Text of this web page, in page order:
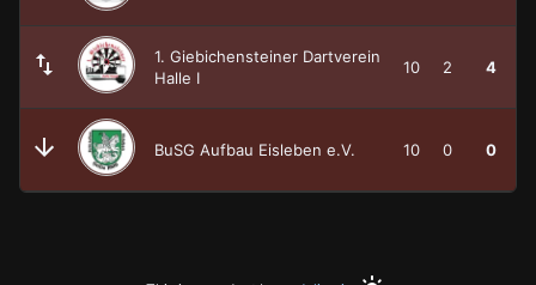
1. Giebichensteiner Dartverein
Halle I
10 2 4
BuSG Aufbau Eisleben e.V. 10 0 0